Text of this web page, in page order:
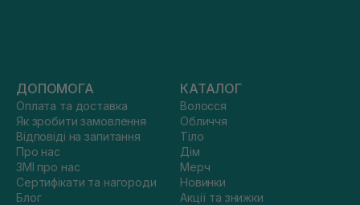
ДОПОМОГА
Оплата та доставка
Як зробити замовлення
Відповіді на запитання
Про нас
ЗМІ про нас
Сертифікати та нагороди
Блог
КАТАЛОГ
Волосся
Обличчя
Тіло
Дім
Мерч
Новинки
Акції та знижки